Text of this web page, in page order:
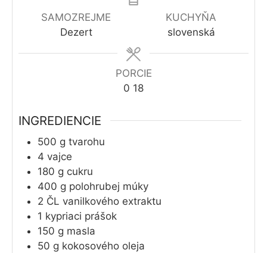
SAMOZREJME
Dezert
KUCHYŇA
slovenská
PORCIE
0 18
INGREDIENCIE
500 g tvarohu
4 vajce
180 g cukru
400 g polohrubej múky
2 ČL vanilkového extraktu
1 kypriaci prášok
150 g masla
50 g kokosového oleja